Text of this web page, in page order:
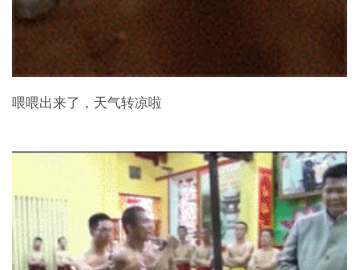
喂喂出来了，天气转凉啦